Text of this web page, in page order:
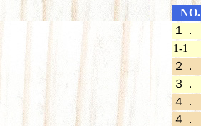
NO.
１．
1-1
２．
３．
４．
４．